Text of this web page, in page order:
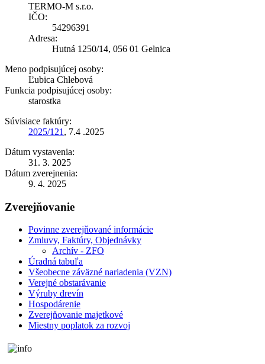
TERMO-M s.r.o.
IČO:
54296391
Adresa:
Hutná 1250/14, 056 01 Gelnica
Meno podpisujúcej osoby:
Ľubica Chlebová
Funkcia podpisujúcej osoby:
starostka
Súvisiace faktúry:
2025/121 , 7.4 .2025
Dátum vystavenia:
31. 3. 2025
Dátum zverejnenia:
9. 4. 2025
Zverejňovanie
Povinne zverejňované informácie
Zmluvy, Faktúry, Objednávky
Archív - ZFO
Úradná tabuľa
Všeobecne záväzné nariadenia (VZN)
Verejné obstarávanie
Výruby drevín
Hospodárenie
Zverejňovanie majetkové
Miestny poplatok za rozvoj